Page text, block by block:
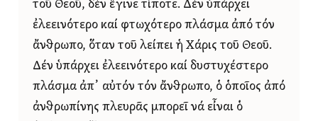
τοῦ Θεοῦ, δέν ἔγινε τίποτε. Δέν ὑπάρχει
ἐλεεινότερο καί φτωχότερο πλάσμα ἀπό τόν
ἄνθρωπο, ὅταν τοῦ λείπει ἡ Χάρις τοῦ Θεοῦ.
Δέν ὑπάρχει ἐλεεινότερο καί δυστυχέστερο
πλάσμα ἀπ᾿ αὐτόν τόν ἄνθρωπο, ὁ ὁποῖος ἀπό
ἀνθρωπίνης πλευρᾶς μπορεῖ νά εἶναι ὁ